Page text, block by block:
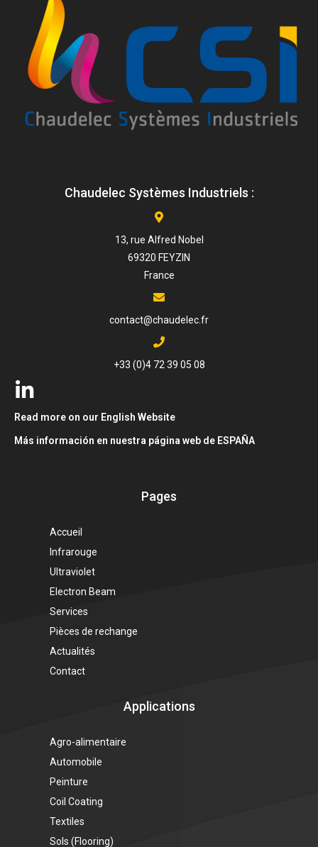
Chaudelec Systèmes Industriels :
13, rue Alfred Nobel
69320 FEYZIN
France
contact@chaudelec.fr
+33 (0)4 72 39 05 08
Read more on our English Website
Más información en nuestra página web de ESPAÑA
Pages
Accueil
Infrarouge
Ultraviolet
Electron Beam
Services
Pièces de rechange
Actualités
Contact
Applications
Agro-alimentaire
Automobile
Peinture
Coil Coating
Textiles
Sols (Flooring)